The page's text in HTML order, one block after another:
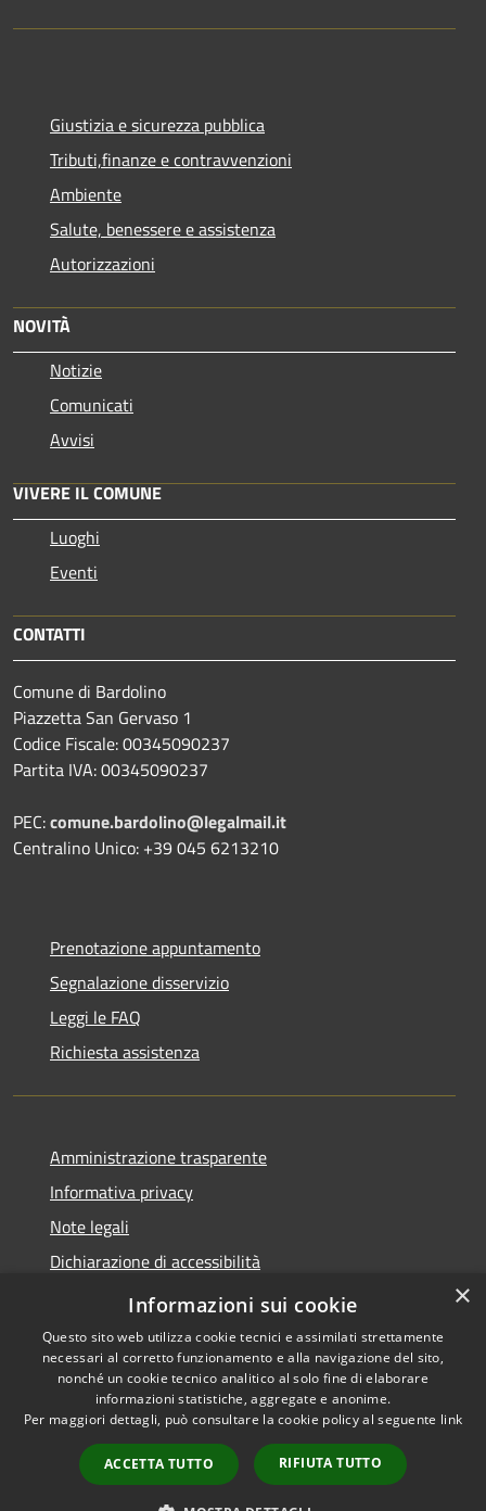
Giustizia e sicurezza pubblica
Tributi,finanze e contravvenzioni
Ambiente
Salute, benessere e assistenza
Autorizzazioni
NOVITÀ
Notizie
Comunicati
Avvisi
VIVERE IL COMUNE
Luoghi
Eventi
CONTATTI
Comune di Bardolino
Piazzetta San Gervaso 1
Codice Fiscale: 00345090237
Partita IVA: 00345090237
PEC:comune.bardolino@legalmail.it
Centralino Unico: +39 045 6213210
Prenotazione appuntamento
Segnalazione disservizio
Leggi le FAQ
Richiesta assistenza
Amministrazione trasparente
Informativa privacy
Note legali
Dichiarazione di accessibilità
Link app municipium
Accessibilità
Copyright © 2026 • Comune di
Bardolino • Powered by
Municipium•
Accesso
redazione
×
Informazioni sui cookie
Questo sito web utilizza cookie tecnici e assimilati strettamente
necessari al corretto funzionamento e alla navigazione del sito,
nonché un cookie tecnico analitico al solo fine di elaborare
informazioni statistiche, aggregate e anonime.
Per maggiori dettagli, può consultare la cookie policy al seguente link
ACCETTA TUTTO RIFIUTA TUTTO